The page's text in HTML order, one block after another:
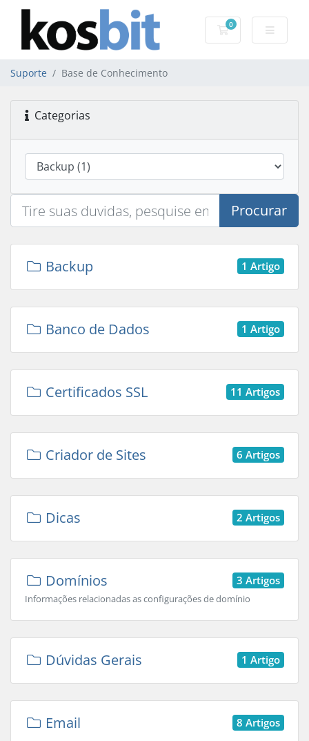
0
Carrinho de
Suporte Base de Conhecimento
Categorias
Procurar
1 Artigo
Backup
1 Artigo
Banco de Dados
11 Artigos
Certificados SSL
6 Artigos
Criador de Sites
2 Artigos
Dicas
3 Artigos
Domínios
Informações relacionadas as configurações de domínio
1 Artigo
Dúvidas Gerais
8 Artigos
Email